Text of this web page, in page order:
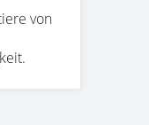
von